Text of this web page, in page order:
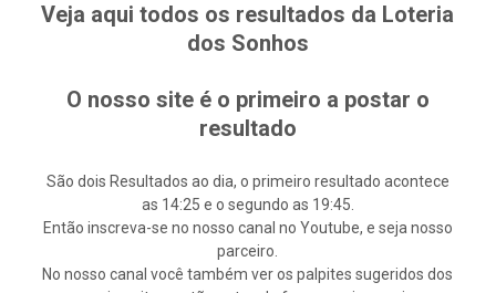
Veja aqui todos os resultados da Loteria
dos Sonhos
O nosso site é o primeiro a postar o
resultado
São dois Resultados ao dia, o primeiro resultado acontece
as 14:25 e o segundo as 19:45.
Então inscreva-se no nosso canal no Youtube, e seja nosso
parceiro.
No nosso canal você também ver os palpites sugeridos dos